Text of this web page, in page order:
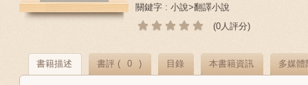
關鍵字 : 小說>翻譯小說
(0人評分)
書籍描述 書評 ( 0 ) 目錄 本書籍資訊 多媒體